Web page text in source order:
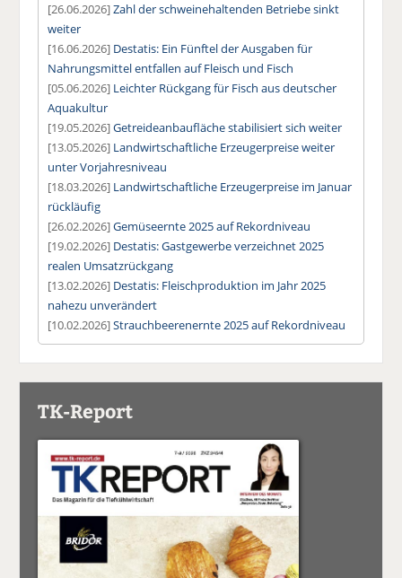
[26.06.2026]Zahl der schweinehaltenden Betriebe sinkt
weiter
[16.06.2026] Destatis: Ein Fünftel der Ausgaben für
Nahrungsmittel entfallen auf Fleisch und Fisch
[05.06.2026] Leichter Rückgang für Fisch aus deutscher
Aquakultur
[19.05.2026]Getreideanbaufläche stabilisiert sich weiter
[13.05.2026] Landwirtschaftliche Erzeugerpreise weiter
unter Vorjahresniveau
[18.03.2026] Landwirtschaftliche Erzeugerpreise im Januar
rückläufig
[26.02.2026]Gemüseernte 2025 auf Rekordniveau
[19.02.2026] Destatis: Gastgewerbe verzeichnet 2025
realen Umsatzrückgang
[13.02.2026] Destatis: Fleischproduktion im Jahr 2025
nahezu unverändert
[10.02.2026]Strauchbeerenernte 2025 auf Rekordniveau
TK-Report